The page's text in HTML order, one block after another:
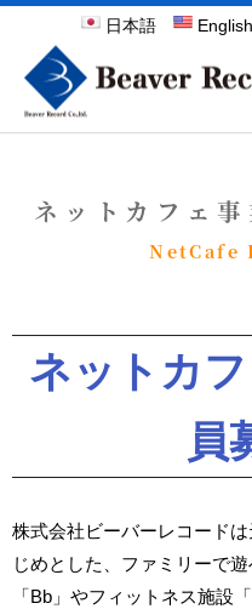
日本語 English
ネットカフェ
NetCafe
ネットカ
員
株式会社ビーバーレコード
じめとした、ファミリーで
「Bb」やフィットネス施設